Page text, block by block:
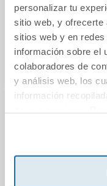
personalizar tu
sitio web, y ofrecerte
sitios web y en
información sobre el
colaboradores de
y análisis web, los
información